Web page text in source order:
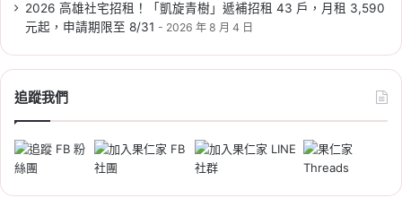
2026-06-05
2026 新北市社會住宅：板橋江
翠 2 號招租 130 戶，申請時間/
資格/文件/租金/房型一次看
新北,新北市 新北市建案,新北市社會住宅
社宅,社會住宅,社會住宅抽籤,社會住宅申請,社
2026 高雄社宅招租！「凱旋青樹」遞補招租 43 戶，月租 3,590
元起，申請期限至 8/31
2026 年 8 月 4 日
追蹤我們